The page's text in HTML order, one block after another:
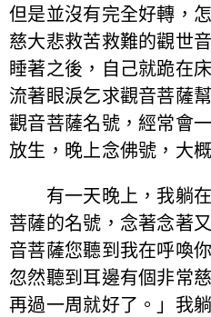
但是並沒有完全好轉，
慈大悲救苦救難的觀世
睡著之後，自己就跪在
流著眼淚乞求觀音菩薩
觀音菩薩名號，經常會
放生，晚上念佛號，大
有一天晚上，我躺在
菩薩的名號，念著念著
音菩薩您聽到我在呼喚
忽然聽到耳邊有個非常
再過一周就好了。」我